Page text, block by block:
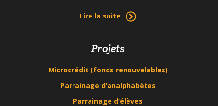
Lire la suite
Projets
Microcrédit (fonds renouvelables)
Parrainage d’analphabètes
Parrainage d’élèves